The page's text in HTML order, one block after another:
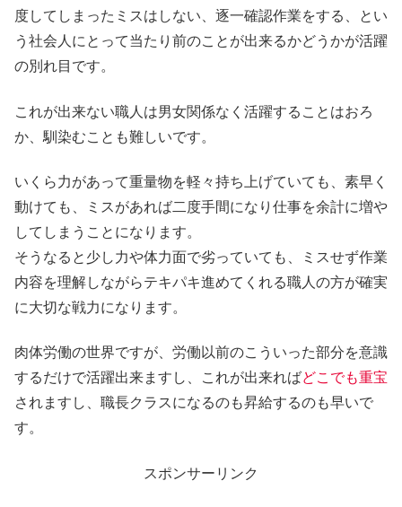
度してしまったミスはしない、逐一確認作業をする、とい
う社会人にとって当たり前のことが出来るかどうかが活躍
の別れ目です。
これが出来ない職人は男女関係なく活躍することはおろ
か、馴染むことも難しいです。
いくら力があって重量物を軽々持ち上げていても、素早く
動けても、ミスがあれば二度手間になり仕事を余計に増や
してしまうことになります。
そうなると少し力や体力面で劣っていても、ミスせず作業
内容を理解しながらテキパキ進めてくれる職人の方が確実
に大切な戦力になります。
肉体労働の世界ですが、労働以前のこういった部分を意識
するだけで活躍出来ますし、これが出来ればどこでも重宝
されますし、職長クラスになるのも昇給するのも早いで
す。
スポンサーリンク